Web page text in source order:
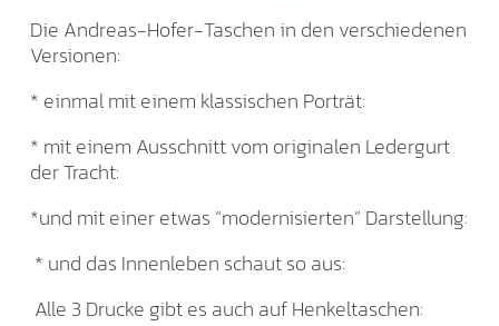
Die Andreas-Hofer-Taschen in den verschiedenen
Versionen:
* einmal mit einem klassischen Porträt:
* mit einem Ausschnitt vom originalen Ledergurt
der Tracht:
*und mit einer etwas “modernisierten” Darstellung:
* und das Innenleben schaut so aus:
Alle 3 Drucke gibt es auch auf Henkeltaschen: